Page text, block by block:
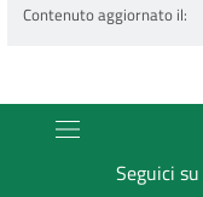
Contenuto aggiornato il
Seguici su